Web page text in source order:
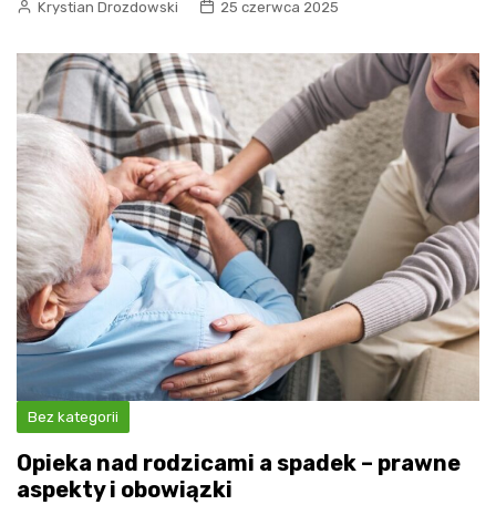
Krystian Drozdowski 25 czerwca 2025
Bez kategorii
Opieka nad rodzicami a spadek – prawne
aspekty i obowiązki